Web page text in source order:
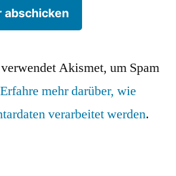
Akismet, um Spam
Erfahre mehr darüber, wie
verarbeitet werden.